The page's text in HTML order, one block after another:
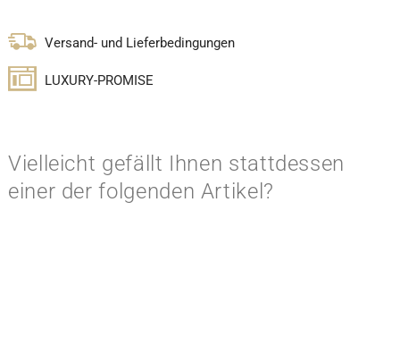
Versand- und Lieferbedingungen
LUXURY-PROMISE
Vielleicht gefällt Ihnen stattdessen
einer der folgenden Artikel?